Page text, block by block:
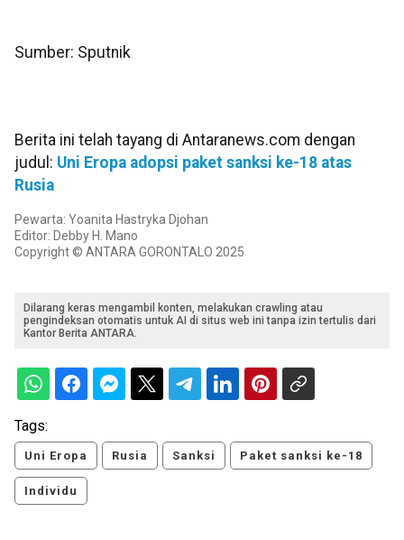
Sumber: Sputnik
Berita ini telah tayang di Antaranews.com dengan
judul: Uni Eropa adopsi paket sanksi ke-18 atas
Rusia
Pewarta: Yoanita Hastryka Djohan
Editor: Debby H. Mano
Copyright © ANTARA GORONTALO 2025
Dilarang keras mengambil konten, melakukan crawling atau
pengindeksan otomatis untuk AI di situs web ini tanpa izin tertulis dari
Kantor Berita ANTARA.
Tags:
Uni Eropa Rusia Sanksi Paket sanksi ke-18
Individu